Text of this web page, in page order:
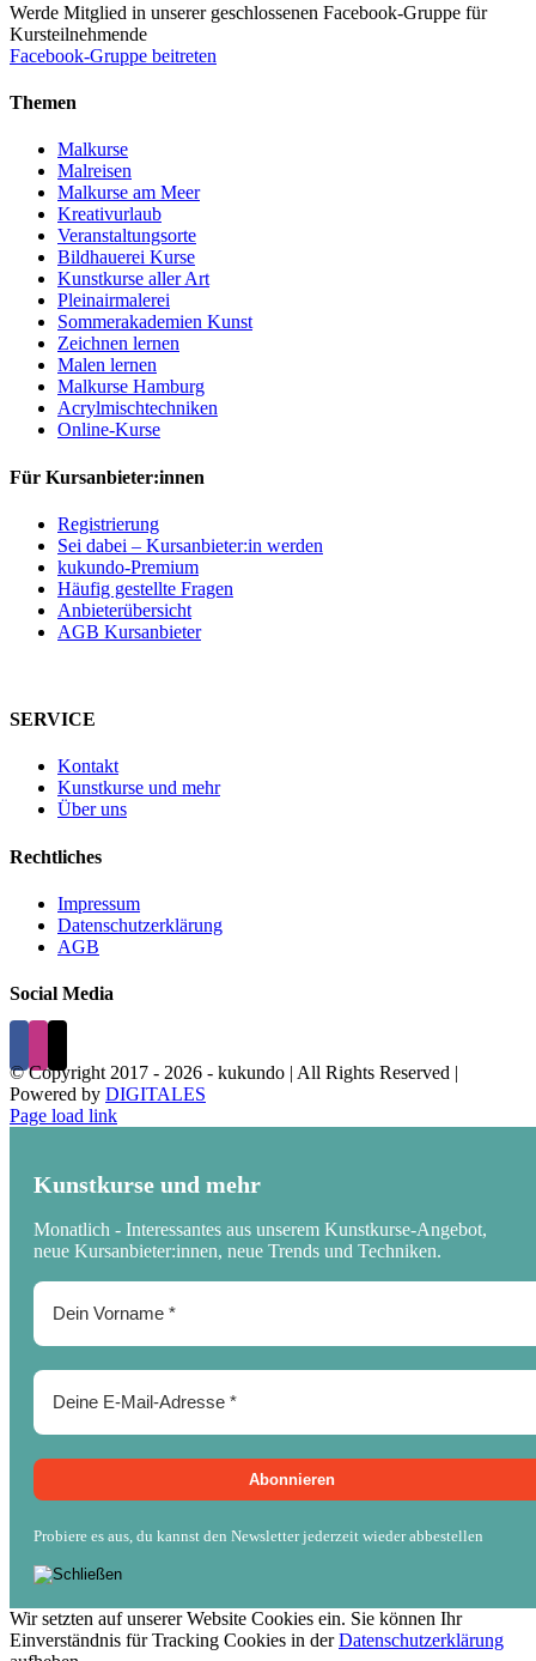
Werde Mitglied in unserer geschlossenen Facebook-Gruppe für
Kursteilnehmende
Facebook-Gruppe beitreten
Themen
Malkurse
Malreisen
Malkurse am Meer
Kreativurlaub
Veranstaltungsorte
Bildhauerei Kurse
Kunstkurse aller Art
Pleinairmalerei
Sommerakademien Kunst
Zeichnen lernen
Malen lernen
Malkurse Hamburg
Acrylmischtechniken
Online-Kurse
Für Kursanbieter:innen
Registrierung
Sei dabei – Kursanbieter:in werden
kukundo-Premium
Häufig gestellte Fragen
Anbieterübersicht
AGB Kursanbieter
SERVICE
Kontakt
Kunstkurse und mehr
Über uns
Rechtliches
Impressum
Datenschutzerklärung
AGB
Social Media
© Copyright 2017 - 2026 - kukundo | All Rights Reserved |
Powered by DIGITALES
Page load link
Kunstkurse und mehr
Monatlich - Interessantes aus unserem Kunstkurse-Angebot,
neue Kursanbieter:innen, neue Trends und Techniken.
Probiere es aus, du kannst den Newsletter jederzeit wieder abbestellen
Wir setzten auf unserer Website Cookies ein. Sie können Ihr
Einverständnis für Tracking Cookies in derDatenschutzerklärung